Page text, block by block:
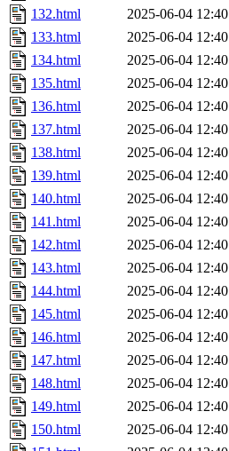
132.html
2025-06-04 12:40
133.html
2025-06-04 12:40
134.html
2025-06-04 12:40
135.html
2025-06-04 12:40
136.html
2025-06-04 12:40
137.html
2025-06-04 12:40
138.html
2025-06-04 12:40
139.html
2025-06-04 12:40
140.html
2025-06-04 12:40
141.html
2025-06-04 12:40
142.html
2025-06-04 12:40
143.html
2025-06-04 12:40
144.html
2025-06-04 12:40
145.html
2025-06-04 12:40
146.html
2025-06-04 12:40
147.html
2025-06-04 12:40
148.html
2025-06-04 12:40
149.html
2025-06-04 12:40
150.html
2025-06-04 12:40